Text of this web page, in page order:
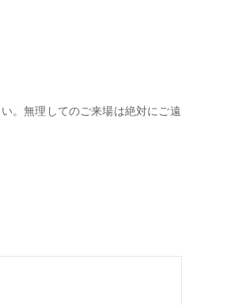
。無理してのご来場は絶対にご遠